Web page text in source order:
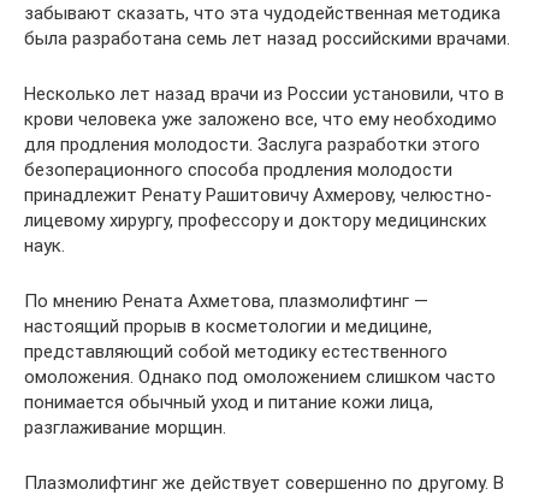
забывают сказать, что эта чудодейственная методика
была разработана семь лет назад российскими врачами.
Несколько лет назад врачи из России установили, что в
крови человека уже заложено все, что ему необходимо
для продления молодости. Заслуга разработки этого
безоперационного способа продления молодости
принадлежит Ренату Рашитовичу Ахмерову, челюстно-
лицевому хирургу, профессору и доктору медицинских
наук.
По мнению Рената Ахметова, плазмолифтинг —
настоящий прорыв в косметологии и медицине,
представляющий собой методику естественного
омоложения. Однако под омоложением слишком часто
понимается обычный уход и питание кожи лица,
разглаживание морщин.
Плазмолифтинг же действует совершенно по другому. В